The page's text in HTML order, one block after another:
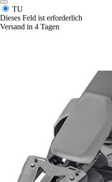
TU
Dieses Feld ist erforderlich
Versand in 4 Tagen